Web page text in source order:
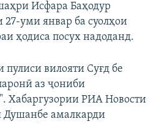
Исфара Баҳодур
уми январ ба суолҳои
ҳодиса посух надоданд.
вилояти Суғд бе
аз ҷониби
Хабаргузории РИА Новости
амалкарди